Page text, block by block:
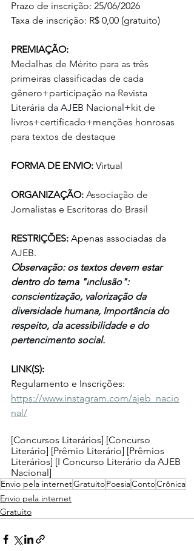
Prazo de inscrição: 25/06/2026
Taxa de inscrição: R$ 0,00 (gratuito)
PREMIAÇÃO:
Medalhas de Mérito para as três
primeiras classificadas de cada
gênero+participação na Revista
Literária da AJEB Nacional+kit de
livros+certificado+menções honrosas
para textos de destaque
FORMA DE ENVIO: Virtual
ORGANIZAÇÃO: Associação de
Jornalistas e Escritoras do Brasil
RESTRIÇÕES: Apenas associadas da
AJEB.
Observação: os textos devem estar
dentro do tema "Inclusão":
conscientização, valorização da
diversidade humana, Importância do
respeito, da acessibilidade e do
pertencimento social.
LINK(S):
Regulamento e Inscrições:
https://www.instagram.com/ajeb_nacio
nal/
[Concursos Literários] [Concurso
Literário] [Prêmio Literário] [Prêmios
Literários] [I Concurso Literário da AJEB
Nacional ]
Envio pela internetGratuitoPoesiaContoCrônica
Envio pela internet
Gratuito